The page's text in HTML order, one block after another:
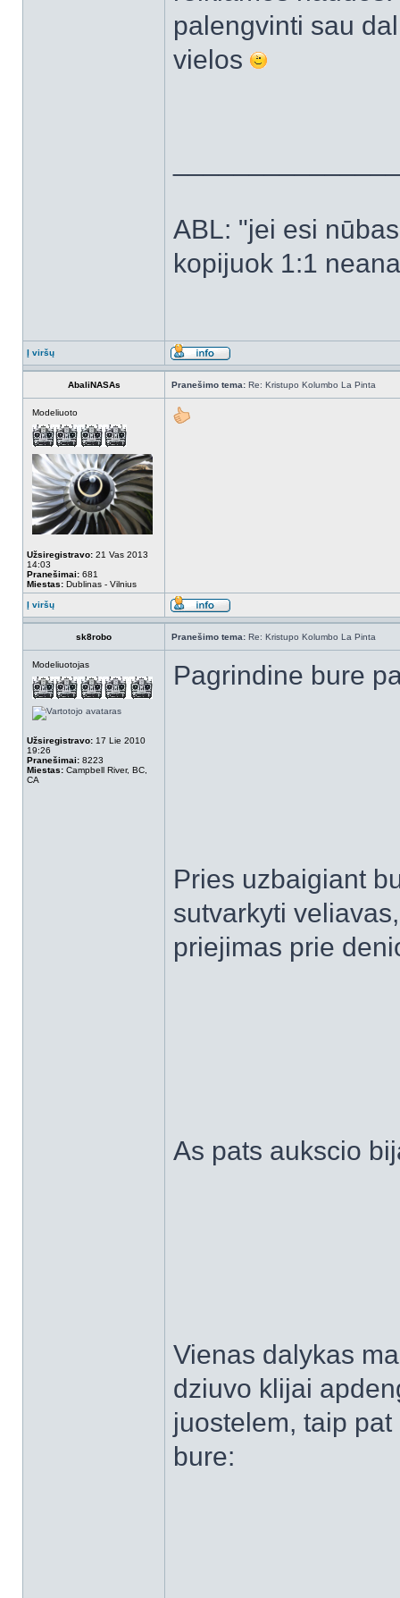
palengvinti sau
vielos
ABL: "jei esi
kopijuok 1:1
Į viršų
AbaliNASAs Pranešimo tema: Re: Kristupo Kolumbo La Pinta
Modeliuoto
Užsiregistravo: 21 Vas 2013
14:03
Pranešimai: 681
Miestas: Dublinas - Vilnius
Į viršų
sk8robo Pranešimo tema: Re: Kristupo Kolumbo La Pinta
Modeliuotojas
Užsiregistravo: 17 Lie 2010
19:26
Pranešimai: 8223
Miestas: Campbell River, BC,
CA
Pagrindine bure
Pries uzbaigiant
sutvarkyti
priejimas prie
As pats aukscio
Vienas dalykas
dziuvo klijai
juostelem, taip
bure: